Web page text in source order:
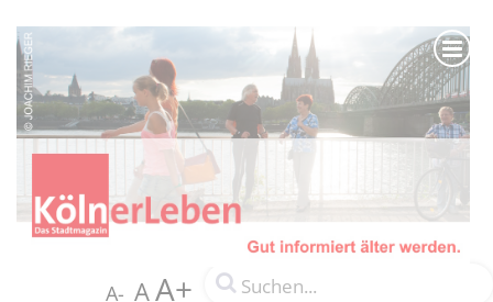
A- AA+